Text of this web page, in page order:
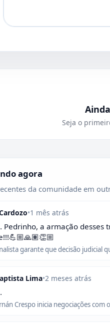
Seja o
agora
da comunidade em
•1 mês atrás
Pedrinho, a armação desses
garante que decisão judicial
Lima•2 meses atrás
Crespo inicia negociações